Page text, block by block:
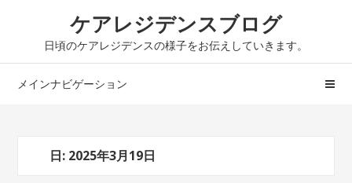
シ
ツ
ケアレジデンスブログ
日頃のケアレジデンスの様子をお伝えしていきます。
メインナビゲーション
日: 2025年3月19日